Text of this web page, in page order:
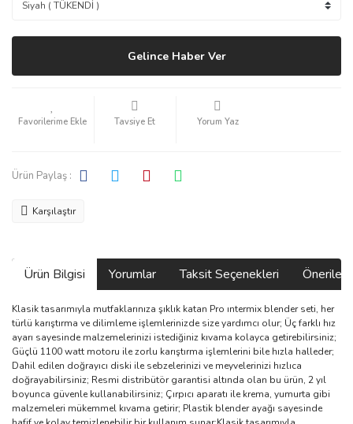
Gelince Haber Ver
Tavsiye Et Yorum Yaz
Ürün Paylaş :
Karşılaştır
Ürün Bilgisi Yorumlar Taksit Seçenekleri
Klasik tasarımıyla mutfaklarınıza şıklık katan Pro ıntermix blender seti, her
türlü karıştırma ve dilimleme işlemlerinizde size yardımcı olur; Üç farklı hız
ayarı sayesinde malzemelerinizi istediğiniz kıvama kolayca getirebilirsiniz;
Güçlü 1100 watt motoru ile zorlu karıştırma işlemlerini bile hızla halleder;
Dahil edilen doğrayıcı diski ile sebzelerinizi ve meyvelerinizi hızlıca
doğrayabilirsiniz; Resmi distribütör garantisi altında olan bu ürün, 2 yıl
boyunca güvenle kullanabilirsiniz; Çırpıcı aparatı ile krema, yumurta gibi
malzemeleri mükemmel kıvama getirir; Plastik blender ayağı sayesinde